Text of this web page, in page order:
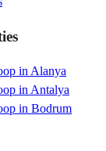
in Alanya
in Antalya
in Bodrum